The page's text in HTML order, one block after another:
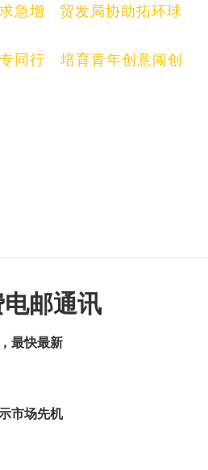
急增 贸发局协助拓环球
同行 培育青年创意闯创
邮通讯
最快最新
市场先机